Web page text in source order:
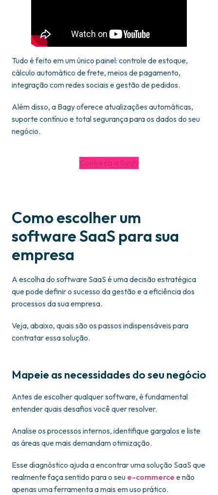
Tudo é feito em um único painel: controle de estoque,
cálculo automático de frete, meios de pagamento,
integração com redes sociais e gestão de pedidos.
Além disso, a Bagy oferece atualizações automáticas,
suporte contínuo e total segurança para os dados do seu
negócio.
Conheça a Bagy
Como escolher um
software SaaS para sua
empresa
A escolha do software SaaS é uma decisão estratégica
que pode definir o sucesso da gestão e a eficiência dos
processos da sua empresa.
Veja, abaixo, quais são os passos indispensáveis para
contratar essa solução.
Mapeie as necessidades do seu negócio
Antes de escolher qualquer software, é fundamental
entender quais desafios você quer resolver.
Analise os processos internos, identifique gargalos e liste
as áreas que mais demandam otimização.
Esse diagnóstico ajuda a encontrar uma solução SaaS que
realmente faça sentido para o seu e-commerce e não
apenas uma ferramenta a mais em uso prático.